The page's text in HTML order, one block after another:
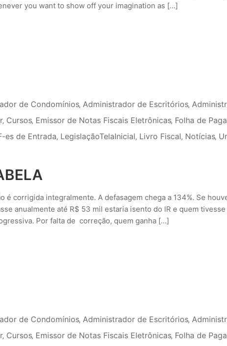
you want to show off your imagination as […]
de Condomínios‚ Administrador de Escritórios‚
‚ Cursos‚ Emissor de Notas Fiscais Eletrônicas‚ Folha de
es de Entrada‚ LegislaçãoTelaInicial‚ Livro Fiscal‚ Notícias‚
é corrigida integralmente. A defasagem chega a 134%. Se
anualmente até R$ 53 mil estaria isento do IR e quem
Por falta de correção, quem ganha […]
de Condomínios‚ Administrador de Escritórios‚
‚ Cursos‚ Emissor de Notas Fiscais Eletrônicas‚ Folha de